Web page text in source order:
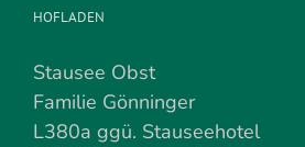
HOFLADEN
Stausee Obst
Familie Gönninger
L380a ggü. Stauseehotel